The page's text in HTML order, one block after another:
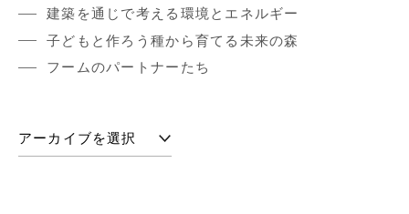
建築を通じで考える環境とエネルギー
子どもと作ろう種から育てる未来の森
フームのパートナーたち